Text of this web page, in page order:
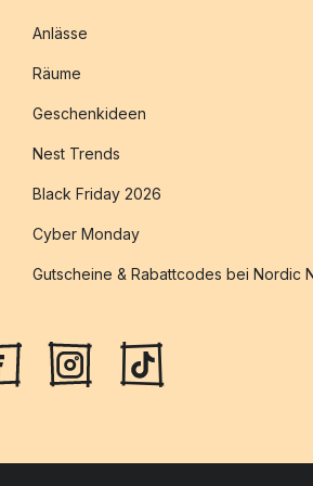
Anlässe
Räume
Geschenkideen
Nest Trends
Black Friday 2026
Cyber Monday
Gutscheine & Rabattcodes bei Nordic